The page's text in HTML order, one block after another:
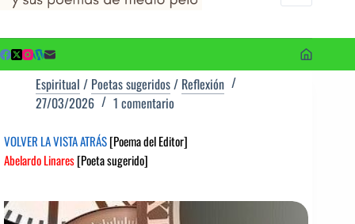
Espiritual / Poetas sugeridos/ Reflexión
27/03/2026
1 comentario
VOLVER LA VISTA ATRÁS[Poema del Editor]
Abelardo Linares[Poeta sugerido]